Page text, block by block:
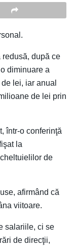
redusă, după ce
diminuare a
lei, iar anual
de lei prin
într-o conferinţă
la
de
afirmând că
viitoare.
salariile, ci se
de direcţii,